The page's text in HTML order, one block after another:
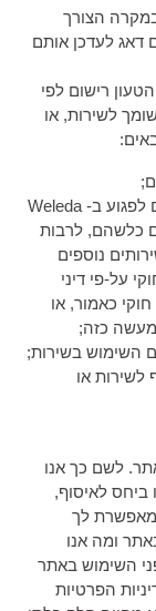
הצורך
דאג לעדכן אותם
רישום לפי
לשירות, או
אם ביצעת מעשה או מחדל, הפוגעים או עלולים לפגוע ב- Weleda
כלשהם, לרבות
נוספים
על-פי דיני
כאמור, או
מעשה כזה;
השימוש בשירות;
או
לשם כך אנו
ביחס לאיסוף,
מאפשרת לך
ומה אנו
השימוש באתר
הפרטיות